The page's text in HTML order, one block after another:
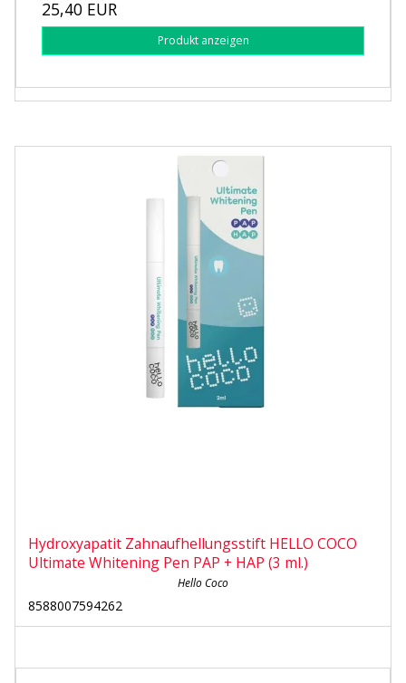
25,40 EUR
Produkt anzeigen
Hydroxyapatit Zahnaufhellungsstift HELLO COCO
Ultimate Whitening Pen PAP + HAP (3 ml.)
Hello Coco
8588007594262